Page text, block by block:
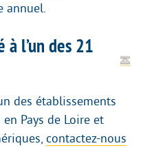
annuel.
à l’un des 21
des établissements
Pays de Loire et
contactez-nous